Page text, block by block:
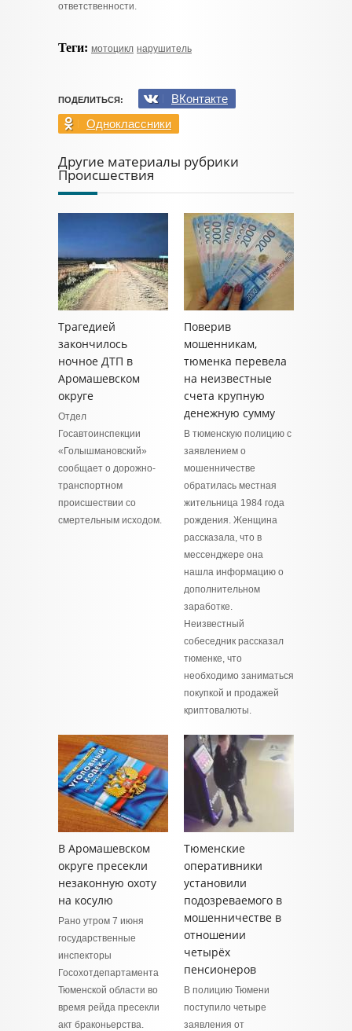
ответственности.
Теги: мотоцикл нарушитель
ПОДЕЛИТЬСЯ:
ВКонтакте
Одноклассники
Другие материалы рубрики
Происшествия
Трагедией
закончилось
ночное ДТП в
Аромашевском
округе
Отдел
Госавтоинспекции
«Голышмановский»
сообщает о дорожно-
транспортном
происшествии со
смертельным исходом.
Поверив
мошенникам,
тюменка перевела
на неизвестные
счета крупную
денежную сумму
В тюменскую полицию с
заявлением о
мошенничестве
обратилась местная
жительница 1984 года
рождения. Женщина
рассказала, что в
мессенджере она
нашла информацию о
дополнительном
заработке.
Неизвестный
собеседник рассказал
тюменке, что
необходимо заниматься
покупкой и продажей
криптовалюты.
В Аромашевском
округе пресекли
незаконную охоту
на косулю
Рано утром 7 июня
государственные
инспекторы
Госохотдепартамента
Тюменской области во
время рейда пресекли
акт браконьерства.
Тюменские
оперативники
установили
подозреваемого в
мошенничестве в
отношении
четырёх
пенсионеров
В полицию Тюмени
поступило четыре
заявления от